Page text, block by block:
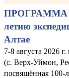
ПРОГРАММА
летию
Алтае
7-8 августа 2026
(с. Верх-Уймон,
посвящённая 100-